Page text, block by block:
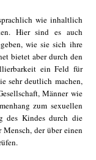
wie inhaltlich
Hier sind es auch
wie sie sich ihre
bietet aber durch den
ein Feld für
sehr deutlich machen,
Männer wie
zum sexuellen
des Kindes durch die
der über einen